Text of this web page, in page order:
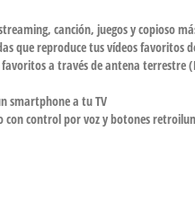
canción, juegos y copioso
que reproduce tus vídeos
a través de antena terrestre
smartphone a tu TV
con control por voz y botones